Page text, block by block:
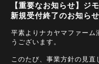
【重要なお知らせ】ジ
新規受付終了のお知らせ
平素よりナカヤマファーム
うございます。
このたび、事業方針の見直